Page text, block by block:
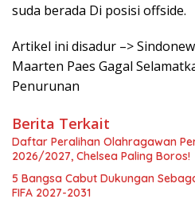
suda berada Di posisi offside.
Artikel ini disadur –>
Maarten Paes Gagal
Penurunan
Berita Terkait
Daftar Peralihan Olahragawan
2026/2027, Chelsea Paling Boros!
5 Bangsa Cabut Dukungan
FIFA 2027-2031